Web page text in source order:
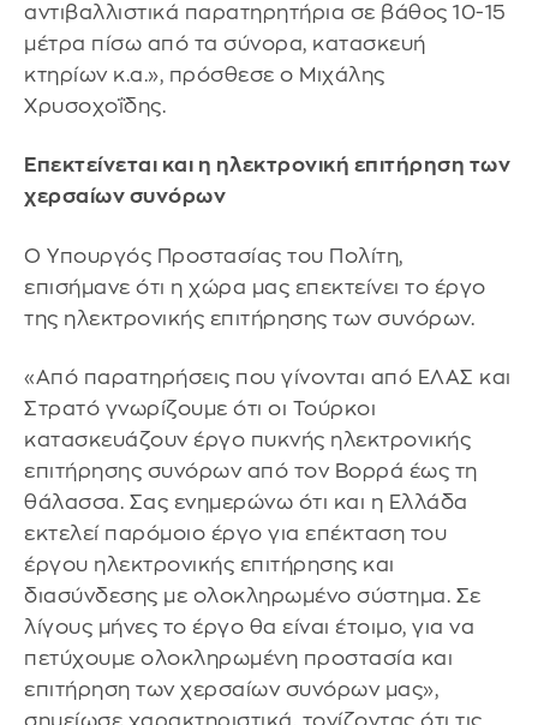
αντιβαλλιστικά παρατηρητήρια σε βάθος 10-15
μέτρα πίσω από τα σύνορα, κατασκευή
κτηρίων κ.α.», πρόσθεσε ο Μιχάλης
Χρυσοχοΐδης.
Επεκτείνεται και η ηλεκτρονική επιτήρηση των
χερσαίων συνόρων
Ο Υπουργός Προστασίας του Πολίτη,
επισήμανε ότι η χώρα μας επεκτείνει το έργο
της ηλεκτρονικής επιτήρησης των συνόρων.
«Από παρατηρήσεις που γίνονται από ΕΛΑΣ και
Στρατό γνωρίζουμε ότι οι Τούρκοι
κατασκευάζουν έργο πυκνής ηλεκτρονικής
επιτήρησης συνόρων από τον Βορρά έως τη
θάλασσα. Σας ενημερώνω ότι και η Ελλάδα
εκτελεί παρόμοιο έργο για επέκταση του
έργου ηλεκτρονικής επιτήρησης και
διασύνδεσης με ολοκληρωμένο σύστημα. Σε
λίγους μήνες το έργο θα είναι έτοιμο, για να
πετύχουμε ολοκληρωμένη προστασία και
επιτήρηση των χερσαίων συνόρων μας»,